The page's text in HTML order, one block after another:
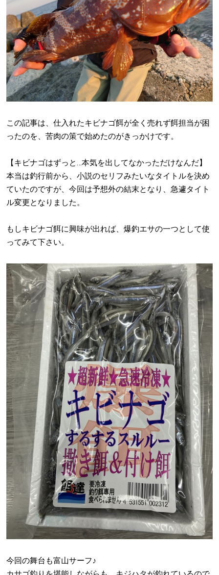
この記事は、仕入れたキビナゴ餌が全く売れず餌担当が困
ったのを、苦肉の策で始めたのがきっかけです。
【キビナゴはずっと…本気を出してなかっただけなんだ】
本当は釣行前から、小説のセリフみたいなタイトルを決め
ていたのですが、今回は予想外の結末となり、急遽タイト
ル変更となりました。
もしキビナゴ餌に興味が出れば、爆釣エサの一つとして使
ってみて下さい。
今回の舞台も富山サーフ♪